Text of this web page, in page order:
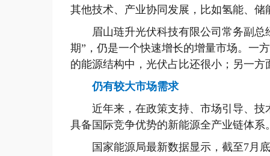
其他技术、产业协同发展，比如氢能、储
眉山琏升光伏科技有限公司常务副总
期”，仍是一个快速增长的增量市场。一
的能源结构中，光伏占比还很小；另一方
仍有较大市场需求
近年来，在政策支持、市场引导、技
具备国际竞争优势的新能源全产业链体系。
国家能源局最新数据显示，截至7月底